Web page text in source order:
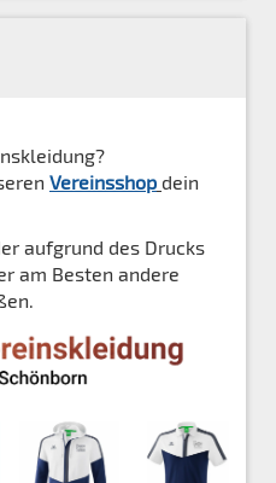
Vereinsshop dein
aufgrund des Drucks
am Besten andere